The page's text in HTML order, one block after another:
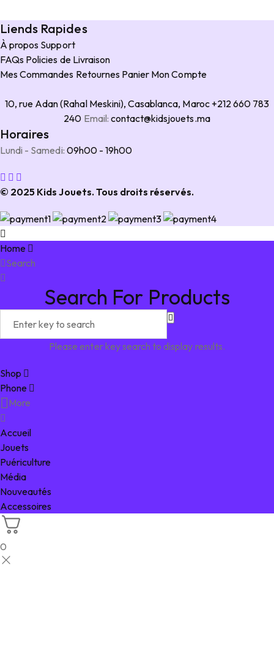
Liends Rapides
À propos Support
FAQs Policies de Livraison
Mes Commandes Retournes Panier Mon Compte
10, rue Adan (Rahal Meskini), Casablanca, Maroc +212 660 783
240 Email: contact@kidsjouets.ma
Horaires
Lundi - Samedi: 09h00 - 19h00
© 2025 Kids Jouets. Tous droits réservés.
Home
Search
Search For Products
Please enter key search to display results.
Shop
Phone
More
Accueil
Jouets
Puériculture
Média
Nouveautés
Accessoires
0